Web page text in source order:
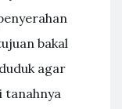
bakal
agar
tanahnya